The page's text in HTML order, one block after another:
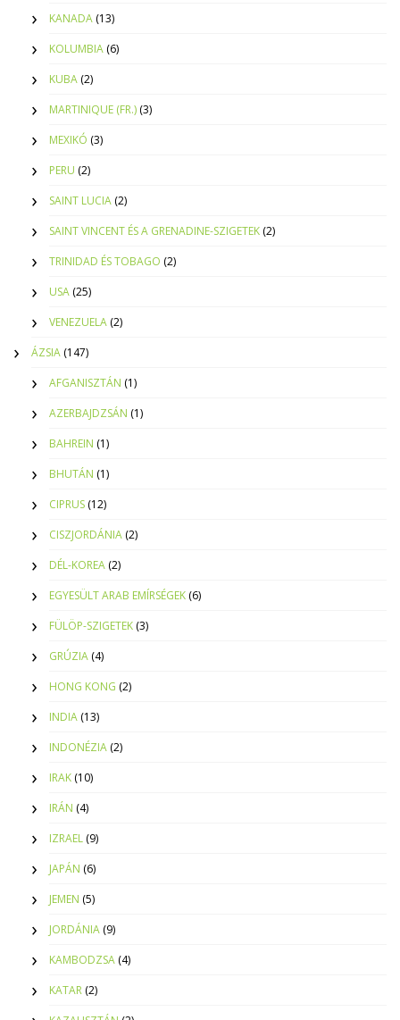
KANADA (13)
KOLUMBIA (6)
KUBA (2)
MARTINIQUE (FR.) (3)
MEXIKÓ (3)
PERU (2)
SAINT LUCIA (2)
SAINT VINCENT ÉS A GRENADINE-SZIGETEK (2)
TRINIDAD ÉS TOBAGO (2)
USA (25)
VENEZUELA (2)
ÁZSIA (147)
AFGANISZTÁN (1)
AZERBAJDZSÁN (1)
BAHREIN (1)
BHUTÁN (1)
CIPRUS (12)
CISZJORDÁNIA (2)
DÉL-KOREA (2)
EGYESÜLT ARAB EMÍRSÉGEK (6)
FÜLÖP-SZIGETEK (3)
GRÚZIA (4)
HONG KONG (2)
INDIA (13)
INDONÉZIA (2)
IRAK (10)
IRÁN (4)
IZRAEL (9)
JAPÁN (6)
JEMEN (5)
JORDÁNIA (9)
KAMBODZSA (4)
KATAR (2)